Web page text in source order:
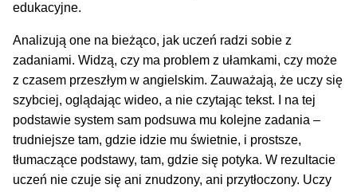
edukacyjne.
Analizują one na bieżąco, jak uczeń radzi sobie z
zadaniami. Widzą, czy ma problem z ułamkami, czy może
z czasem przeszłym w angielskim. Zauważają, że uczy się
szybciej, oglądając wideo, a nie czytając tekst. I na tej
podstawie system sam podsuwa mu kolejne zadania –
trudniejsze tam, gdzie idzie mu świetnie, i prostsze,
tłumaczące podstawy, tam, gdzie się potyka. W rezultacie
uczeń nie czuje się ani znudzony, ani przytłoczony. Uczy